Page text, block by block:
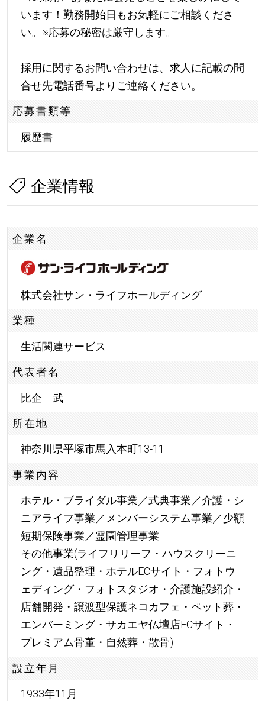
います！勤務開始日もお気軽にご相談くださ
い。※応募の秘密は厳守します。
採用に関するお問い合わせは、求人に記載の問
合せ先電話番号よりご連絡ください。
応募書類等
履歴書
企業情報
企業名
株式会社サン・ライフホールディング
業種
生活関連サービス
代表者名
比企 武
所在地
神奈川県平塚市馬入本町13-11
事業内容
ホテル・ブライダル事業／式典事業／介護・シ
ニアライフ事業／メンバーシステム事業／少額
短期保険事業／霊園管理事業
その他事業(ライフリリーフ・ハウスクリーニ
ング・遺品整理・ホテルECサイト・フォトウ
ェディング・フォトスタジオ・介護施設紹介・
店舗開発・譲渡型保護ネコカフェ・ペット葬・
エンバーミング・サカエヤ仏壇店ECサイト・
プレミアム骨董・自然葬・散骨)
設立年月
1933年11月